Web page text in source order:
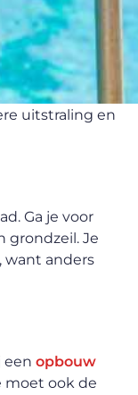
uitstraling en
Ga je voor
grondzeil. Je
want anders
een opbouw
moet ook de